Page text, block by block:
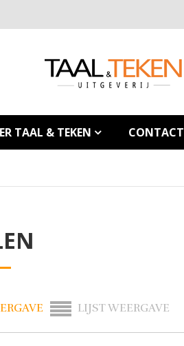
TAAL & TEKEN CONTACT
LIJST WEERGAVE